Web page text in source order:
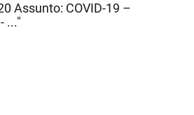
Assunto: COVID-19 –
..."